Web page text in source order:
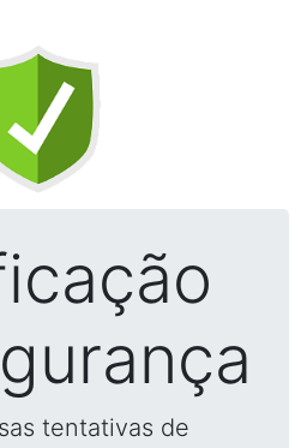
tentativas de